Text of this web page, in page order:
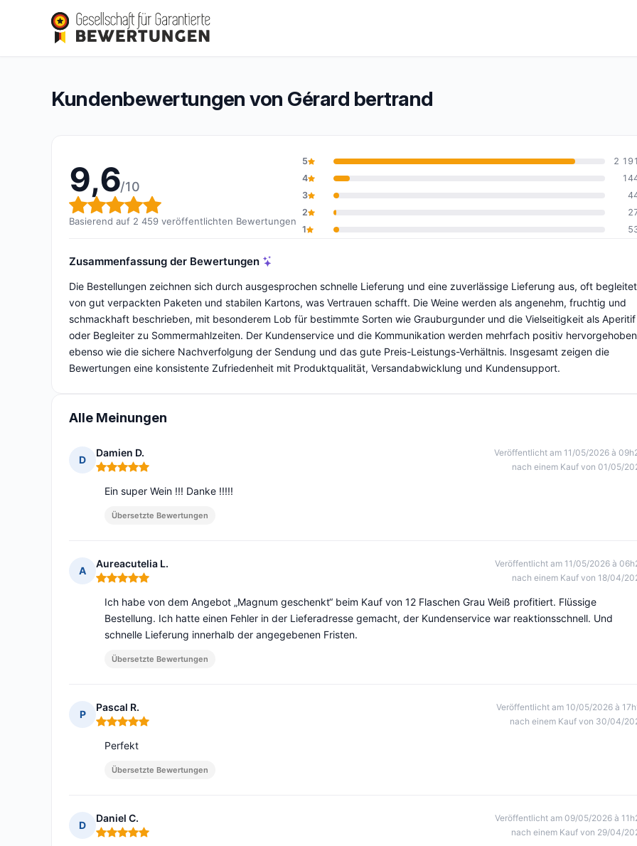
Gérard bertrand
Gesamtbewertung: 9,6 von 10
9,6/10(2 459 Bewertungen)
Kundenbewertungen von Gérard bertrand
9,6/10
Gesamtbewertung: 9,6 von 10
Basierend auf 2 459 veröffentlichten Bewertungen
5
2 191
4
3
2
1
Zusammenfassung der Bewertungen
Die Bestellungen zeichnen sich durch ausgesprochen schnelle Lieferung und eine zuverlässige Lieferung aus, oft begleitet
von gut verpackten Paketen und stabilen Kartons, was Vertrauen schafft. Die Weine werden als angenehm, fruchtig und
schmackhaft beschrieben, mit besonderem Lob für bestimmte Sorten wie Grauburgunder und die Vielseitigkeit als Aperitif
oder Begleiter zu Sommermahlzeiten. Der Kundenservice und die Kommunikation werden mehrfach positiv
ebenso wie die sichere Nachverfolgung der Sendung und das gute Preis-Leistungs-Verhältnis. Insgesamt zeigen die
Bewertungen eine konsistente Zufriedenheit mit Produktqualität, Versandabwicklung und Kundensupport.
Alle Meinungen
D
Damien D.
Hinweis: 5 von 5
Veröffentlicht am 11/05/2026 à
nach einem Kauf von 01/05/
Ein super Wein !!! Danke !!!!!
Übersetzte Bewertungen
A
Aureacutelia L.
Hinweis: 5 von 5
Veröffentlicht am 11/05/2026 à
nach einem Kauf von 18/04/
Ich habe von dem Angebot „Magnum geschenkt“ beim Kauf von 12 Flaschen Grau Weiß profitiert. Flüssige
Bestellung. Ich hatte einen Fehler in der Lieferadresse gemacht, der Kundenservice war reaktionsschnell. Und
schnelle Lieferung innerhalb der angegebenen Fristen.
Übersetzte Bewertungen
P
Pascal R.
Hinweis: 5 von 5
Veröffentlicht am 10/05/2026 à
nach einem Kauf von 30/04/
Perfekt
Übersetzte Bewertungen
D
Daniel C.
Hinweis: 5 von 5
Veröffentlicht am 09/05/2026 à
nach einem Kauf von 29/04/